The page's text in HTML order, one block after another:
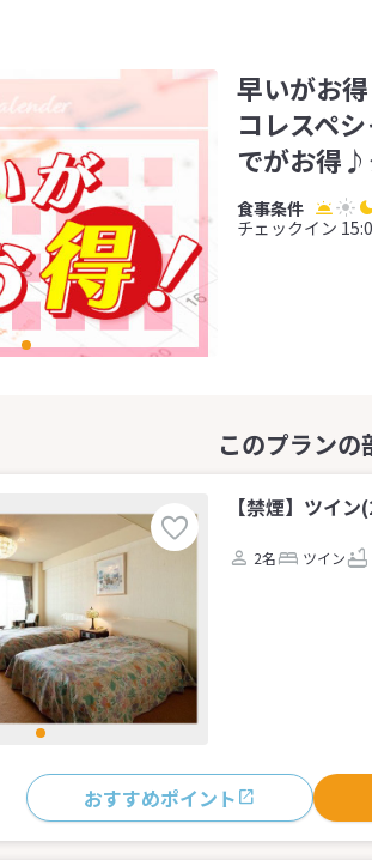
早いがお
コレスペ
でがお得
チェックイン
【禁煙】ツイ
2名 ツイン
おすすめポイント